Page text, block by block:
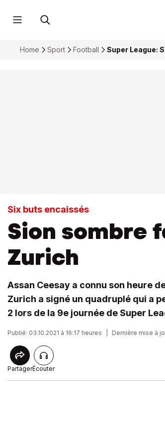
Home Sport Football Super League:
Six buts encaissés
Sion sombre
Zurich
Assan Ceesay a connu son heure
Zurich a signé un quadruplé qui a
2 lors de la 9e journée de Super
Publié: 03.10.2021 à 16:17 heures Dernière mise à
PartagerÉcouter